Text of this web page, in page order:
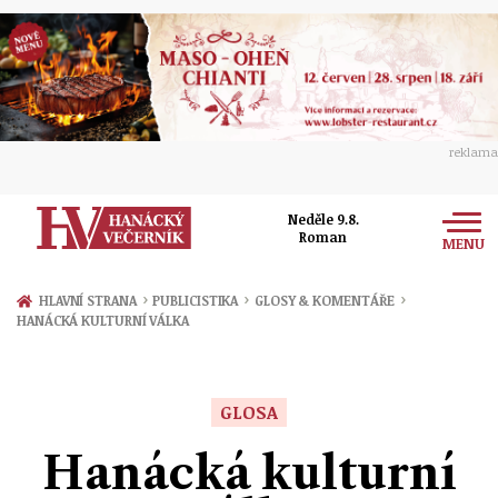
reklama
Neděle 9.8.
Roman
MENU
Zprávy
Přerov
Ekonomika
Ženy
Sport
HLAVNÍ STRANA › PUBLICISTIKA › GLOSY & KOMENTÁŘE ›
HANÁCKÁ KULTURNÍ VÁLKA
GLOSA
Hanácká kulturní